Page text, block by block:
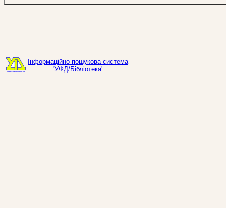
Інформаційно-пошукова система
'УФД/Бібліотека'